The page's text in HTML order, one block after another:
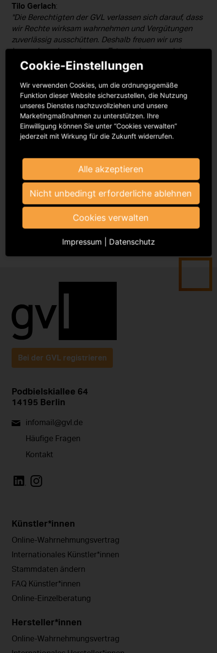
Tilo Gerlach:
"Die Berechtigten der GVL verlassen sich darauf, dass
wir Rechte wirksam wahrnehmen und Vergütungen
zuverlässig ausschütten. Deshalb freuen wir uns
besonders, dass wir unser Ertragsniveau auch in
einem wirtschaftlich anspruchsvollen Umfeld halten
konnten. Das Geschäftsjahr 2025 zeigt: Die GVL steht
auf einer stabilen Grundlage und kann ihren Auftrag,
zur wirtschaftlichen Existenz von Künstler*innen und
Hersteller*innen beizutragen, konsequent erfüllen.“
Die wichtigsten Zahlen im Überblick finden Sie in der
ausführlichen Pressemitteilung.
Der Jahresabschluss 2025 wurde am 10. Juni 2026 im
Rahmen der Gesellschafter- und
Delegiertenversammlung der GVL beschlossen. Der
Transparenzbericht 2025 der GVLsteht ab sofort auf
der GVL-Website zum Download zur Verfügung.
Bei der GVL registrieren
Podbielskiallee 64
14195 Berlin
infomail@gvl.de
Häufige Fragen
Kontakt
Künstler*innen
Online-Wahrnehmungsvertrag
Internationales Künstler*innen
Stammdaten ändern
FAQ Künstler*innen
Online-Einzelberatung
Hersteller*innen
Online-Wahrnehmungsvertrag
Cookie-Einstellungen
Wir verwenden Cookies, um die ordnungsgemäße
Funktion dieser Website sicherzustellen, die Nutzung
unseres Dienstes nachzuvollziehen und unsere
Marketingmaßnahmen zu unterstützen. Ihre
Einwilligung können Sie unter “Cookies verwalten”
jederzeit mit Wirkung für die Zukunft widerrufen.
Alle akzeptieren
Nicht unbedingt erforderliche ablehnen
Cookies verwalten
Impressum Datenschutz